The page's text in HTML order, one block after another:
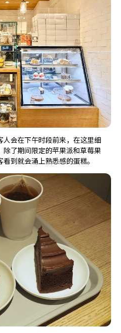
会在下午时段前来，在这里细
了期间限定的苹果派和草莓果
到就会涌上熟悉感的蛋糕。